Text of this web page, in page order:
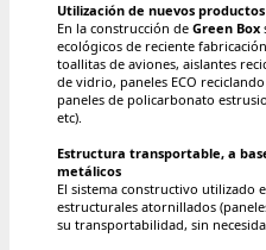
Utilización de nuevos
En la construcción de Green Box
ecológicos de reciente
toallitas de aviones, aislantes
de vidrio, paneles ECO
paneles de policarbonato
etc).
Estructura transportable, a
metálicos
El sistema constructivo utilizado
estructurales atornillados
su transportabilidad, sin